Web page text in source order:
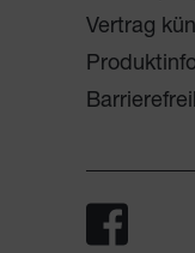
Vertrag